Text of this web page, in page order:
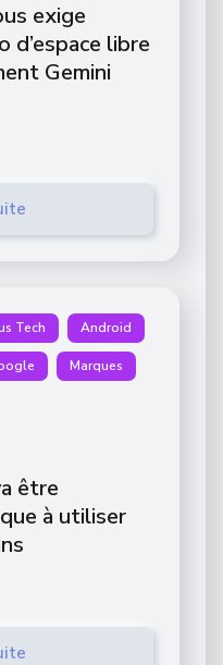
exige
d’espace libre
Gemini
Tech Android
Marques
être
à utiliser